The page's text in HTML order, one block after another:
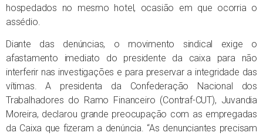
hospedados no mesmo hotel, ocasião em que ocorria o
assédio.
Diante das denúncias, o movimento sindical exige o
afastamento imediato do presidente da caixa para não
interferir nas investigações e para preservar a integridade das
vítimas. A presidenta da Confederação Nacional dos
Trabalhadores do Ramo Financeiro (Contraf-CUT), Juvandia
Moreira, declarou grande preocupação com as empregadas
da Caixa que fizeram a denúncia. “As denunciantes precisam